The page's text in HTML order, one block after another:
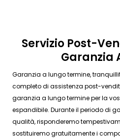
Servizio Post-
Garanzia
Garanzia a lungo termine,
completo di assistenza post-
garanzia a lungo termine per la
espandibile. Durante il periodo di
qualità, risponderemo
sostituiremo gratuitamente i